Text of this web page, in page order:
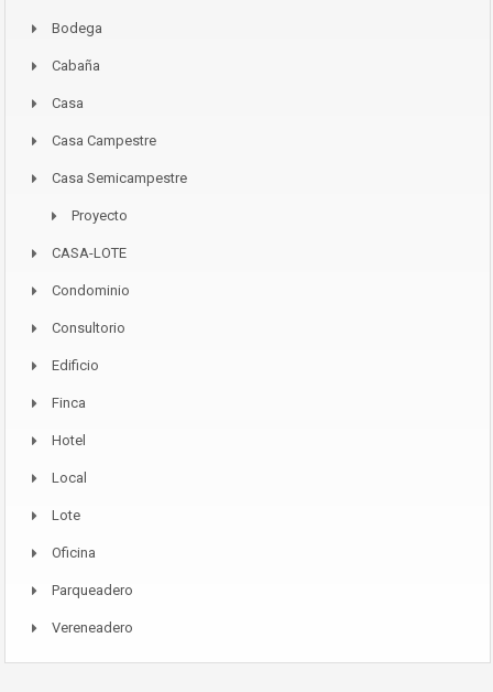
Bodega
Cabaña
Casa
Casa Campestre
Casa Semicampestre
Proyecto
CASA-LOTE
Condominio
Consultorio
Edificio
Finca
Hotel
Local
Lote
Oficina
Parqueadero
Vereneadero